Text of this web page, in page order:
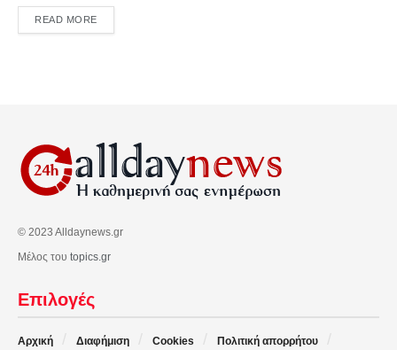
READ MOREDETAILS
© 2023 Alldaynews.gr
Μέλος του topics.gr
Επιλογές
Αρχική Διαφήμιση Cookies Πολιτική απορρήτου